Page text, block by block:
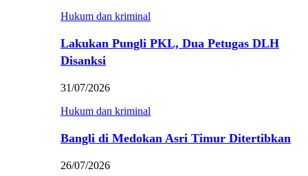
Hukum dan kriminal
Lakukan Pungli PKL, Dua Petugas DLH
Disanksi
31/07/2026
Hukum dan kriminal
Bangli di Medokan Asri Timur Ditertibkan
26/07/2026